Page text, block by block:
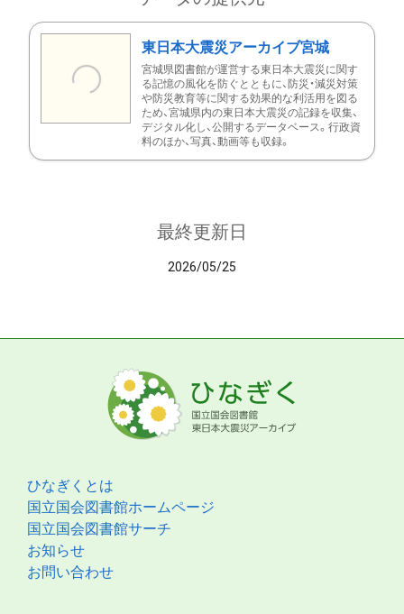
東日本大震災アーカイブ宮城
宮城県図書館が運営する東日本大震災に関す
る記憶の風化を防ぐとともに、防災・減災対策
や防災教育等に関する効果的な利活用を図る
ため、宮城県内の東日本大震災の記録を収集、
デジタル化し、公開するデータベース。行政資
料のほか、写真、動画等も収録。
最終更新日
2026/05/25
ひなぎくとは
国立国会図書館ホームページ
国立国会図書館サーチ
お知らせ
お問い合わせ